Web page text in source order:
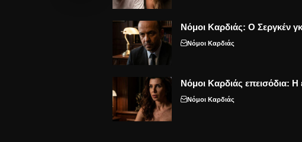
Νόμοι Καρδιάς: Ο Σεργκέν
Νόμοι Καρδιάς
Νόμοι Καρδιάς επεισόδια: Η
Νόμοι Καρδιάς